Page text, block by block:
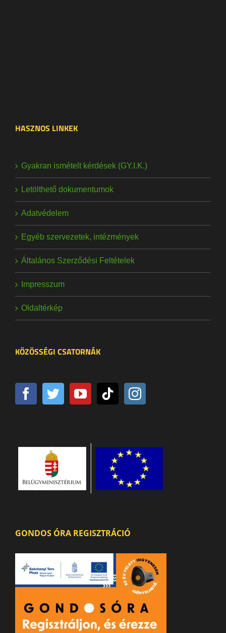
HASZNOS LINKEK
Gyakran ismételt kérdések (GY.I.K.)
Letölthető dokumentumok
Adatvédelem
Egyéb szervezetek, intézmények
Általános Szerződési Feltételek
Impresszum
Oldaltérkép
KÖZÖSSÉGI CSATORNÁK
GONDOS ÓRA REGISZTRÁCIÓ